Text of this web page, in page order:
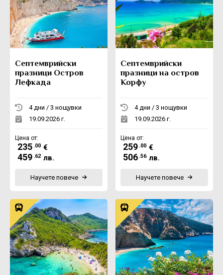
Септемврийски
празници Остров
Лефкада
4 дни / 3 нощувки
19.09.2026 г.
Цена от:
235 .00 €
459 .62 лв.
Научете повече
Септемврийски
празници на остров
Корфу
4 дни / 3 нощувки
19.09.2026 г.
Цена от:
259 .00 €
506 .56 лв.
Научете повече